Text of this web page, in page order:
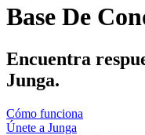
Base De
Encuentra
Junga.
Cómo funciona
Únete a Junga